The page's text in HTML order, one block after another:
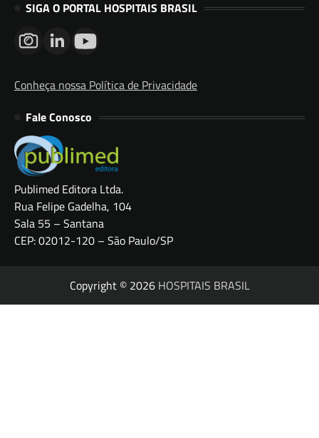
SIGA O PORTAL HOSPITAIS BRASIL
Conheça nossa Política de Privacidade
Fale Conosco
Publimed Editora Ltda.
Rua Felipe Gadelha, 104
Sala 55 – Santana
CEP: 02012-120 – São Paulo/SP
Copyright © 2026 HOSPITAIS BRASIL